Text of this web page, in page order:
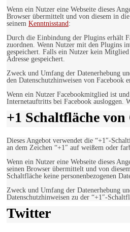
Wenn ein Nutzer eine Webseite dieses
Browser übermittelt und von diesem in
seinem Kenntnisstand:
Durch die Einbindung der Plugins erhält
zuordnen. Wenn Nutzer mit den Plugins
gespeichert. Falls ein Nutzer kein
Adresse gespeichert.
Zweck und Umfang der Datenerhebung
den Datenschutzhinweisen von Facebook
Wenn ein Nutzer Facebookmitglied ist
Internetauftritts bei Facebook ausloggen.
+1 Schaltfläche von
Dieses Angebot verwendet die “+1″-
an dem Zeichen “+1″ auf weißem oder
Wenn ein Nutzer eine Webseite dieses
seinen Browser übermittelt und von
Schaltfläche keine personenbezogenen
Zweck und Umfang der Datenerhebung
Datenschutzhinweisen zu der “+1″-
Twitter